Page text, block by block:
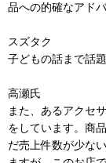
品への的確なアド
スズタク
子どもの話まで話
高瀬氏
また、あるアクセ
をしています。商
だ売上件数が少な